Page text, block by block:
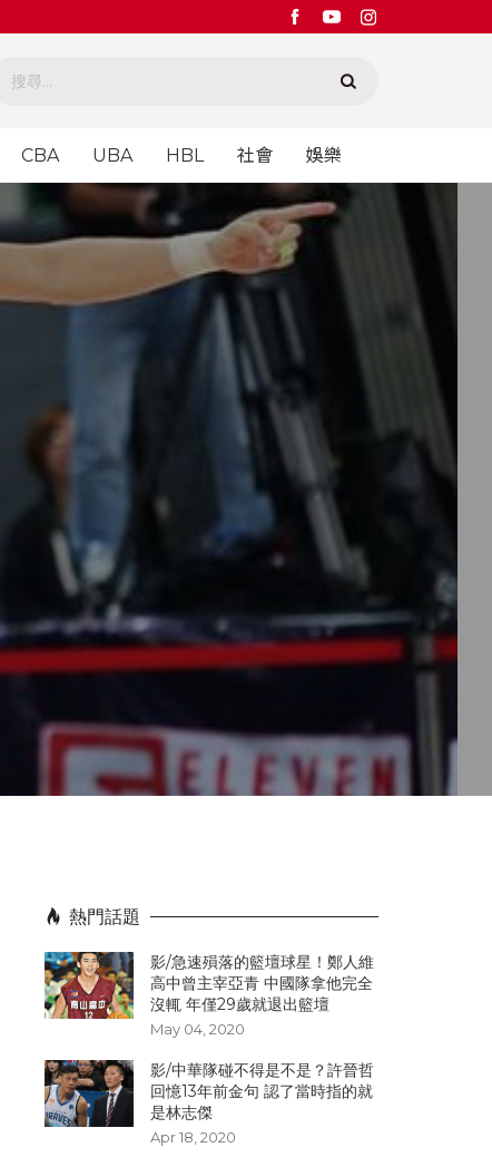
CBA UBA HBL 社會 娛樂
熱門話題
影/急速殞落的籃壇球星！鄭人維
高中曾主宰亞青 中國隊拿他完全
沒輒 年僅29歲就退出籃壇
May 04, 2020
影/中華隊碰不得是不是？許晉哲
回憶13年前金句 認了當時指的就
是林志傑
Apr 18, 2020